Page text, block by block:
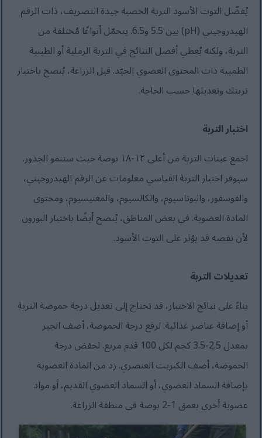
يُفضّل التوت الأسود التربة الخصبة جيدة التصريف، ذات الرقم
الهيدروجيني (pH) بين 5.5 و6.5. يتحمّل أنواعًا مُختلفة من
التربة، ولكنه يُعطي أفضل النتائج في التربة الرملية أو الطينية
الطميية ذات المحتوى العضوي الجيّد. قبل الزراعة، يُنصح باختبار
تربتك وتعديلها حسب الحاجة.
اختبار التربة
اجمع عينات التربة من أعلى ١٢-١٨ بوصة حيث ستنمو الجذور.
سيوفر اختبار التربة القياسي معلومات عن الرقم الهيدروجيني،
والفوسفور، والبوتاسيوم، والكالسيوم، والمغنيسيوم، ومحتوى
المادة العضوية. في بعض المناطق، يُنصح أيضًا باختبار البورون
لأن نقصه قد يؤثر على التوت الأسود.
تعديلات التربة
بناءً على نتائج الاختبار، قد تحتاج إلى تعديل درجة حموضة التربة
أو إضافة عناصر غذائية. لرفع درجة الحموضة، أضف الجير
بمعدل 2.5-3.5 كجم لكل 100 قدم مربع. لخفض درجة
الحموضة، أضف الكبريت العنصري. زد من المادة العضوية
بإضافة السماد العضوي، أو السماد العضوي القديم، أو مواد
عضوية أخرى بعمق 1-2 بوصة في منطقة الزراعة.